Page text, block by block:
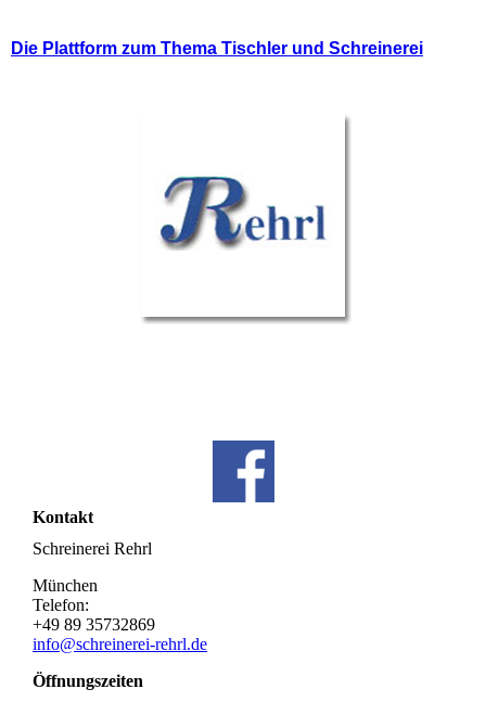
Die Plattform zum Thema Tischler und Schreinerei
Kontakt
Schreinerei Rehrl
München
Telefon:
+49 89 35732869
info@schreinerei-rehrl.de
Öffnungszeiten